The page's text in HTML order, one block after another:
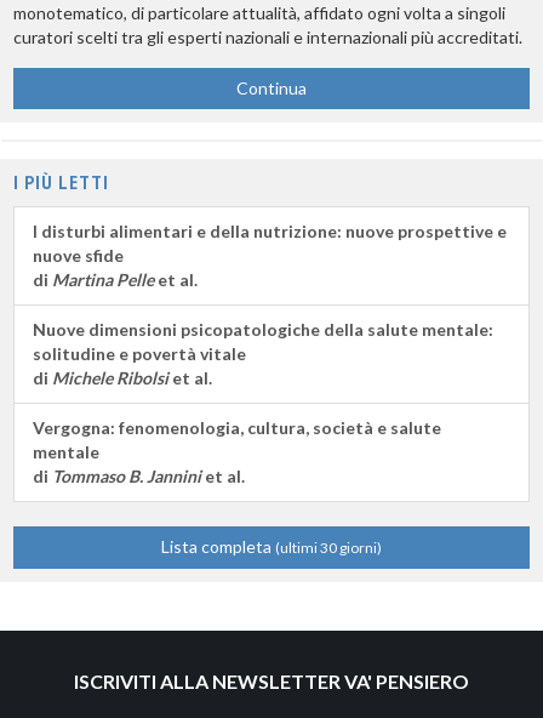
monotematico, di particolare attualità, affidato ogni volta a singoli
curatori scelti tra gli esperti nazionali e internazionali più accreditati.
Continua
I PIÙ LETTI
I disturbi alimentari e della nutrizione: nuove prospettive e
nuove sfide
di Martina Pelleet al.
Nuove dimensioni psicopatologiche della salute mentale:
solitudine e povertà vitale
di Michele Ribolsiet al.
Vergogna: fenomenologia, cultura, società e salute
mentale
di Tommaso B. Janniniet al.
Lista completa (ultimi 30 giorni)
ISCRIVITI ALLA NEWSLETTER VA' PENSIERO